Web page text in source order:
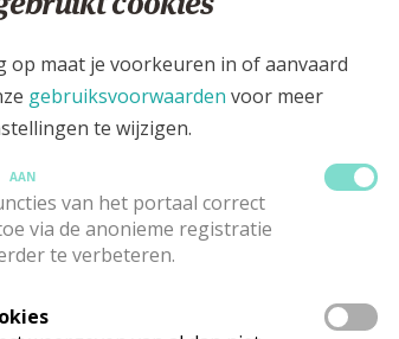
met ons op weg gaat. Deze catechese is een
in de doopliturgie.
voor ouders en begeleiders,
op maat je voorkeuren in of aanvaard
gebruiksvoorwaarden voor meer
te wijzigen.
AAN
van het portaal correct
via de anonieme registratie
te verbeteren.